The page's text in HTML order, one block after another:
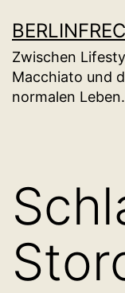
Inhalt
springen
Zwischen
Macchiato und
normalen Leben.